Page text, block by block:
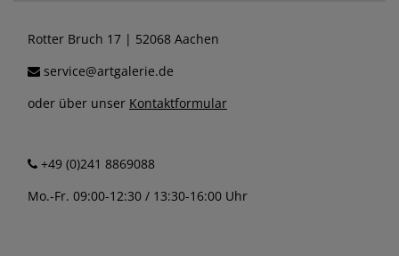
Rotter Bruch 17 | 52068 Aachen
service@artgalerie.de
oder über unser Kontaktformular
+49 (0)241 8869088
Mo.-Fr. 09:00-12:30 / 13:30-16:00 Uhr